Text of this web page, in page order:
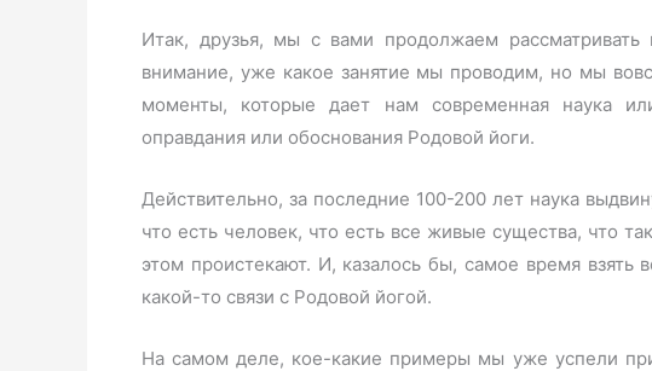
Итак, друзья, мы с вами продолжаем рассматривать
внимание, уже какое занятие мы проводим, но мы
моменты, которые дает нам современная наука
оправдания или обоснования Родовой йоги.
Действительно, за последние 100-200 лет наука
что есть человек, что есть все живые существа, что
этом проистекают. И, казалось бы, самое время взять
какой-то связи с Родовой йогой.
На самом деле, кое-какие примеры мы уже успели